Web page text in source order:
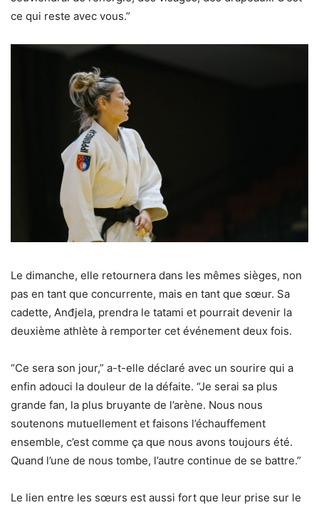
ce qui reste avec vous.”
Le dimanche, elle retournera dans les mêmes sièges, non
pas en tant que concurrente, mais en tant que sœur. Sa
cadette, Anđjela, prendra le tatami et pourrait devenir la
deuxième athlète à remporter cet événement deux fois.
“Ce sera son jour,” a-t-elle déclaré avec un sourire qui a
enfin adouci la douleur de la défaite. “Je serai sa plus
grande fan, la plus bruyante de l’arène. Nous nous
soutenons mutuellement et faisons l’échauffement
ensemble, c’est comme ça que nous avons toujours été.
Quand l’une de nous tombe, l’autre continue de se battre.”
Le lien entre les sœurs est aussi fort que leur prise sur le